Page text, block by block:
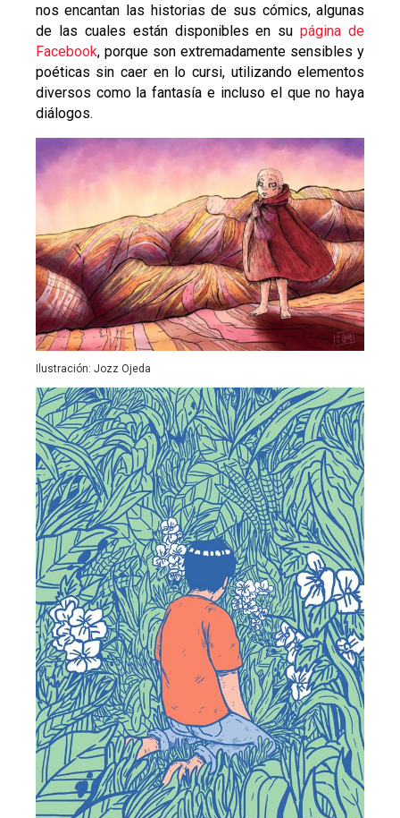
nos encantan las historias de sus cómics, algunas
de las cuales están disponibles en supágina de
Facebook, porque son extremadamente sensibles y
poéticas sin caer en lo cursi, utilizando elementos
diversos como la fantasía e incluso el que no haya
diálogos.
Ilustración: Jozz Ojeda